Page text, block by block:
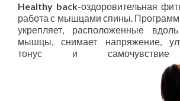
Healthy back-оздоровительная
работа с мышцами спины.
укрепляет, расположенные
мышцы, снимает напряжение,
тонус и самочувствие